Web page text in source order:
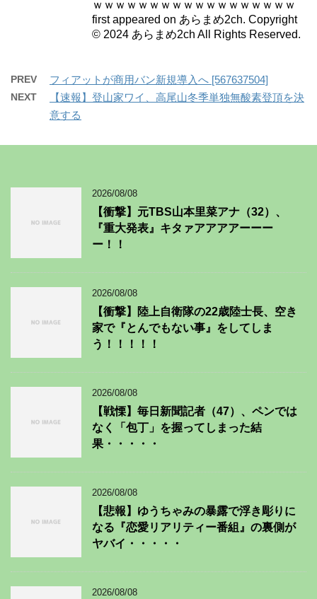
ｗｗｗｗｗｗｗｗｗｗｗｗｗｗｗｗｗｗ
first appeared on あらまめ2ch. Copyright
© 2024 あらまめ2ch All Rights Reserved.
PREV フィアットが商用バン新規導入へ [567637504]
NEXT
【速報】登山家ワイ、高尾山冬季単独無酸素登頂を決
意する
2026/08/08
【衝撃】元TBS山本里菜アナ（32）、
『重大発表』キタァアアアアーーー
ー！！
2026/08/08
【衝撃】陸上自衛隊の22歳陸士長、空き
家で『とんでもない事』をしてしま
う！！！！！
2026/08/08
【戦慄】毎日新聞記者（47）、ペンでは
なく「包丁」を握ってしまった結
果・・・・・
2026/08/08
【悲報】ゆうちゃみの暴露で浮き彫りに
なる『恋愛リアリティー番組』の裏側が
ヤバイ・・・・・
2026/08/08